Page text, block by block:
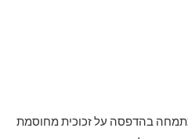
בהדפסה על זכוכית מחוסמת